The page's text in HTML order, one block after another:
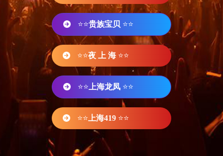
⭐⭐贵族宝贝 ⭐⭐
⭐⭐夜 上 海 ⭐⭐
⭐⭐ 上海龙凤 ⭐⭐
⭐⭐ 上海419 ⭐⭐